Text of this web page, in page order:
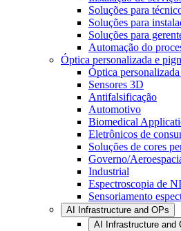
Soluções para
Soluções para
Soluções para
Automação do
Óptica personalizada e
Óptica
Sensores 3D
Antifalsificação
Automotivo
Biomedical
Eletrônicos de
Soluções de cores
Governo/
Industrial
Espectroscopia de
Sensoriamento
AI Infrastructure and OPs
AI Infrastructure and